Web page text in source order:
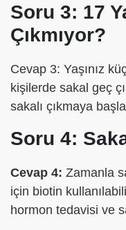
Soru 3: 17
Çıkmıyor?
Cevap 3: Yaşınız
kişilerde sakal geç
sakalı çıkmaya
Soru 4:
Cevap 4: Zamanla
için biotin
hormon tedavisi ve